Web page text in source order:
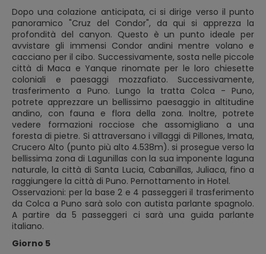
Dopo una colazione anticipata, ci si dirige verso il punto
panoramico "Cruz del Condor", da qui si apprezza la
profondità del canyon. Questo è un punto ideale per
avvistare gli immensi Condor andini mentre volano e
cacciano per il cibo. Successivamente, sosta nelle piccole
città di Maca e Yanque rinomate per le loro chiesette
coloniali e paesaggi mozzafiato. Successivamente,
trasferimento a Puno. Lungo la tratta Colca - Puno,
potrete apprezzare un bellissimo paesaggio in altitudine
andino, con fauna e flora della zona. Inoltre, potrete
vedere formazioni rocciose che assomigliano a una
foresta di pietre. Si attraversano i villaggi di Pillones, Imata,
Crucero Alto (punto più alto 4.538m). si prosegue verso la
bellissima zona di Lagunillas con la sua imponente laguna
naturale, la città di Santa Lucia, Cabanillas, Juliaca, fino a
raggiungere la città di Puno. Pernottamento in Hotel.
Osservazioni: per la base 2 e 4 passeggeri il trasferimento
da Colca a Puno sarà solo con autista parlante spagnolo.
A partire da 5 passeggeri ci sarà una guida parlante
italiano.
Giorno 5